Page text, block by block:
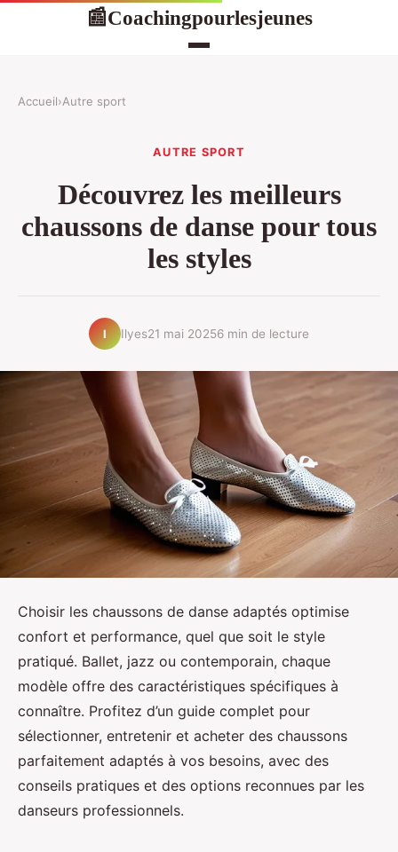
📰Coachingpourlesjeunes
Accueil›Autre sport
AUTRE SPORT
Découvrez les meilleurs
chaussons de danse pour tous
les styles
I Ilyes21 mai 20256 min de lecture
Choisir les chaussons de danse adaptés optimise
confort et performance, quel que soit le style
pratiqué. Ballet, jazz ou contemporain, chaque
modèle offre des caractéristiques spécifiques à
connaître. Profitez d’un guide complet pour
sélectionner, entretenir et acheter des chaussons
parfaitement adaptés à vos besoins, avec des
conseils pratiques et des options reconnues par les
danseurs professionnels.